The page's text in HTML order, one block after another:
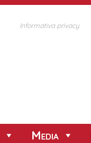
Informativa privacy
Media